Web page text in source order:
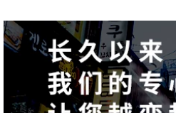
511,000
AKF Ziku Oil Sữa tím
Amino Acid Hàn
Quốc Hydrating
Moisturising Clean
Mimi Control Epox
Cleanser 2 Pack
sữa rửa mặt dành
cho da nhạy cảm